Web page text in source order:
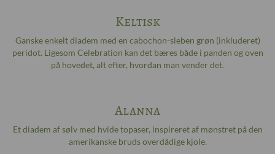
Keltisk
Ganske enkelt diadem med en cabochon-sleben grøn (inkluderet)
peridot. Ligesom Celebration kan det bæres både i panden og oven
på hovedet, alt efter, hvordan man vender det.
Alanna
Et diadem af sølv med hvide topaser, inspireret af mønstret på den
amerikanske bruds overdådige kjole.